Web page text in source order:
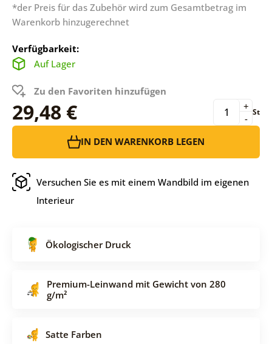
*der Preis für das Zubehör wird zum Gesamtbetrag im
Warenkorb hinzugerechnet
Verfügbarkeit:
Auf Lager
Zu den Favoriten hinzufügen
29,48 € -
+ St
IN DEN WARENKORB LEGEN
Versuchen Sie es mit einem Wandbild im eigenen
Interieur
Ökologischer Druck
Premium-Leinwand mit Gewicht von 280
g/m²
Satte Farben